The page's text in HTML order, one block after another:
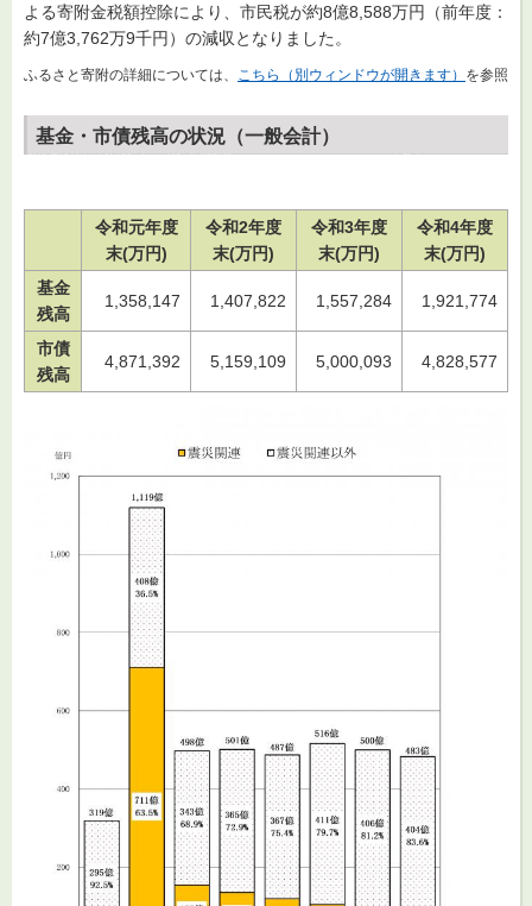
よる寄附金税額控除により、市民税が約8億8,588万円（前年度：
約7億3,762万9千円）の減収となりました。
ふるさと寄附の詳細については、 こちら（別ウィンドウが開きます） を参照
基金・市債残高の状況（一般会計）
令和元年度
末(万円)
令和2年度
末(万円)
令和3年度
末(万円)
令和4年度
末(万円)
基金
残高
1,358,147 1,407,822 1,557,284 1,921,774
市債
残高
4,871,392 5,159,109 5,000,093 4,828,577